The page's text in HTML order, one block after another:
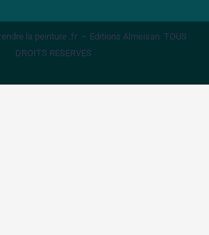
la peinture .fr – Editions Almeisan TOUS
DROITS RESERVES